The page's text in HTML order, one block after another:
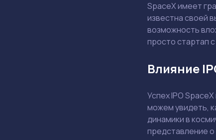
SpaceX имеет
известна своей
возможность
просто стартап
Влияние
Успех IPO
можем увидеть,
динамики в
представление